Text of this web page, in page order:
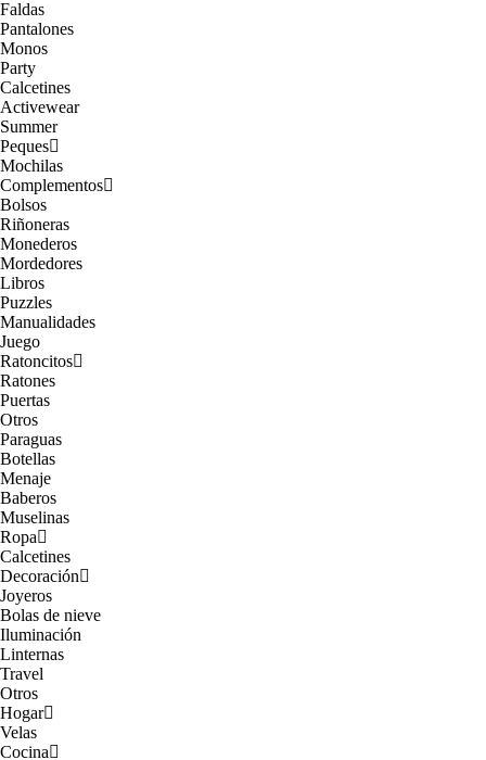
Faldas
Pantalones
Monos
Party
Calcetines
Activewear
Summer
Peques
Mochilas
Complementos
Bolsos
Riñoneras
Monederos
Mordedores
Libros
Puzzles
Manualidades
Juego
Ratoncitos
Ratones
Puertas
Otros
Paraguas
Botellas
Menaje
Baberos
Muselinas
Ropa
Calcetines
Decoración
Joyeros
Bolas de nieve
Iluminación
Linternas
Travel
Otros
Hogar
Velas
Cocina